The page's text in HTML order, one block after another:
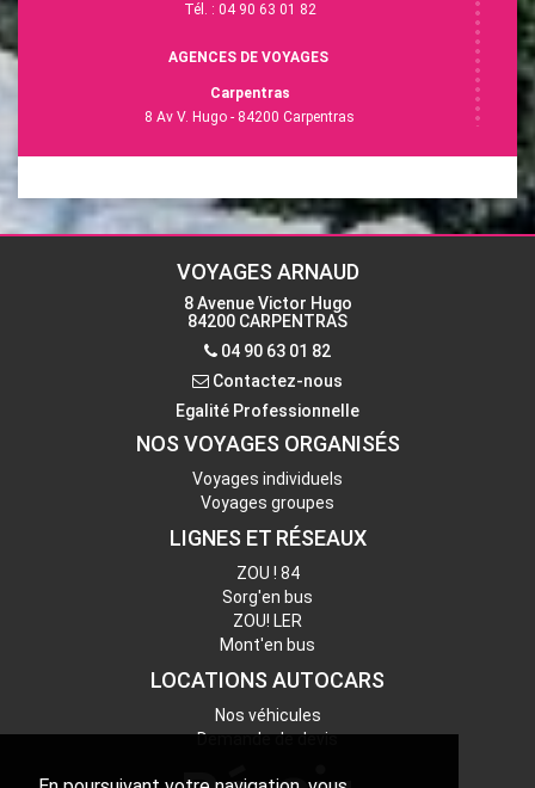
Tél. : 04 90 63 01 82
AGENCES DE VOYAGES
Carpentras
8 Av V. Hugo - 84200 Carpentras
L'Isle-sur-la-Sorgue
13 Esp. R.Vasse - 84800 L'Isle-sur-la-Sorgue
Du lundi au vendredi : 9h-12h30 et 14h-18h
Samedi : 9h-12h
Tél. : 04 90 38 15 58
Contactez-nous
VOYAGES ARNAUD
8 Avenue Victor Hugo
84200 CARPENTRAS
04 90 63 01 82
Contactez-nous
Egalité Professionnelle
NOS VOYAGES ORGANISÉS
Voyages individuels
Voyages groupes
LIGNES ET RÉSEAUX
ZOU ! 84
Sorg'en bus
ZOU! LER
Mont'en bus
LOCATIONS AUTOCARS
Nos véhicules
Demande de devis